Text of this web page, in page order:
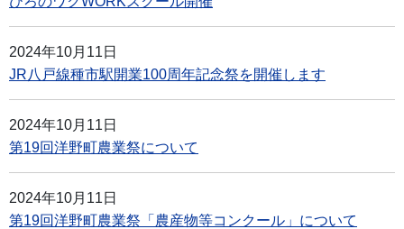
2024年10月11日
JR八戸線種市駅開業100周年記念祭を開催します
2024年10月11日
第19回洋野町農業祭について
2024年10月11日
第19回洋野町農業祭「農産物等コンクール」について